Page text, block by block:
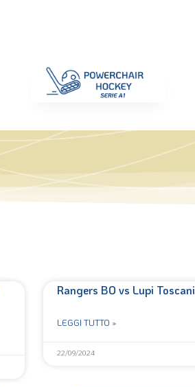
Rangers BO vs Lupi Toscani
LEGGI TUTTO »
22/09/2024